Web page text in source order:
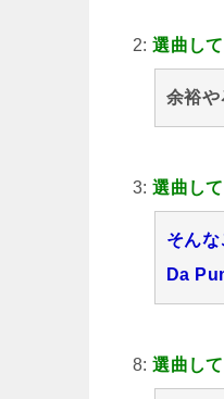
2:選曲し
余裕や
3:選曲し
そん
Da
8:選曲し